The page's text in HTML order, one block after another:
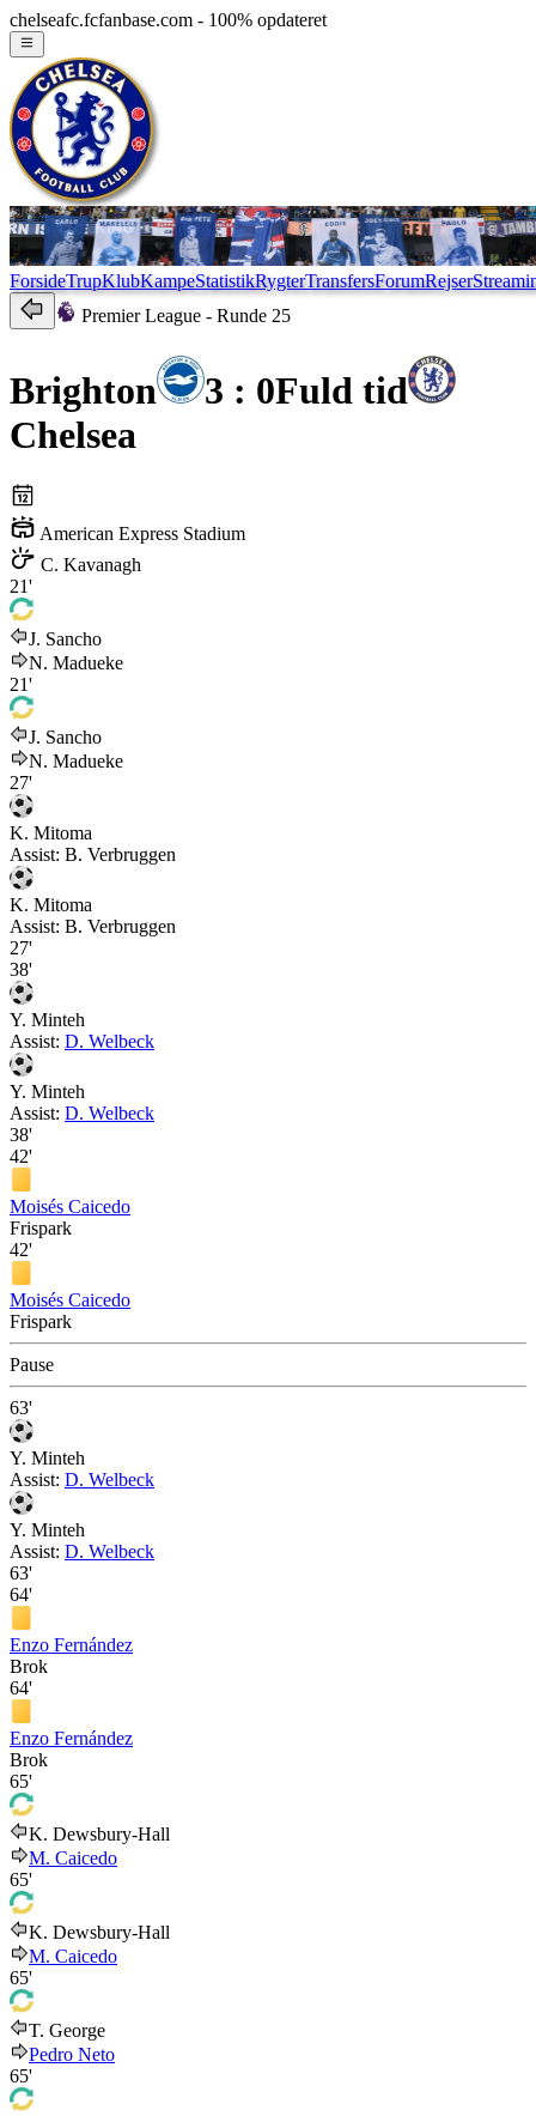
chelseafc.fcfanbase.com - 100% opdateret
ForsideTrupKlubKampeStatistikRygterTransfersForumRejser
Premier League - Runde 25
Brighton 3 : 0Fuld tid
Chelsea
American Express Stadium
C. Kavanagh
21'
J. Sancho
N. Madueke
21'
J. Sancho
N. Madueke
27'
K. Mitoma
Assist: B. Verbruggen
K. Mitoma
Assist: B. Verbruggen
27'
38'
Y. Minteh
Assist: D. Welbeck
Y. Minteh
Assist: D. Welbeck
38'
42'
Moisés Caicedo
Frispark
42'
Moisés Caicedo
Frispark
Pause
63'
Y. Minteh
Assist: D. Welbeck
Y. Minteh
Assist: D. Welbeck
63'
64'
Enzo Fernández
Brok
64'
Enzo Fernández
Brok
65'
K. Dewsbury-Hall
M. Caicedo
65'
K. Dewsbury-Hall
M. Caicedo
65'
T. George
Pedro Neto
65'